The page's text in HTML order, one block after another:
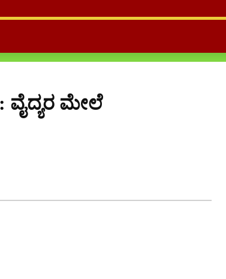
TOP
: ವೈದ್ಯರ ಮೇಲೆ